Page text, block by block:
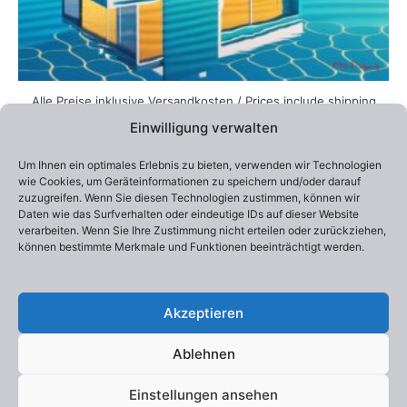
Einwilligung verwalten
Um Ihnen ein optimales Erlebnis zu bieten, verwenden wir Technologien
wie Cookies, um Geräteinformationen zu speichern und/oder darauf
zuzugreifen. Wenn Sie diesen Technologien zustimmen, können wir
Daten wie das Surfverhalten oder eindeutige IDs auf dieser Website
verarbeiten. Wenn Sie Ihre Zustimmung nicht erteilen oder zurückziehen,
können bestimmte Merkmale und Funktionen beeinträchtigt werden.
Akzeptieren
Ablehnen
Einstellungen ansehen
Alle Preise inklusive Versandkosten / Prices include shipping
Lieferzeit:2-4 Wochen
Otto Frühwach „Why should I care about Climate
Change“
290,00€–550,00€
Ausführung wählen
werden
Copyright © 2026 Otto Frühwach | Präsentiert von